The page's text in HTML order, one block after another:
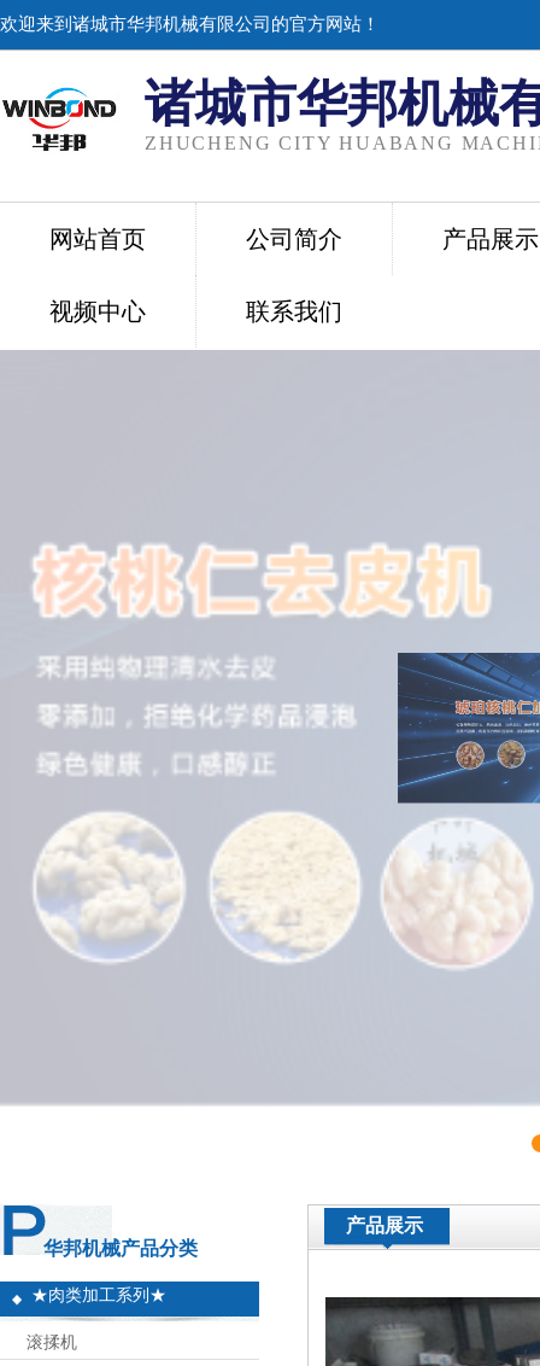
欢迎来到诸城市华邦机械有限公司的官方网站！
诸城市华邦机械
ZHUCHENG CITY HUABANG
网站首页 公司简介 产品展示
视频中心 联系我们
华邦机械产品分类
★肉类加工系列★
滚揉机
产品展示